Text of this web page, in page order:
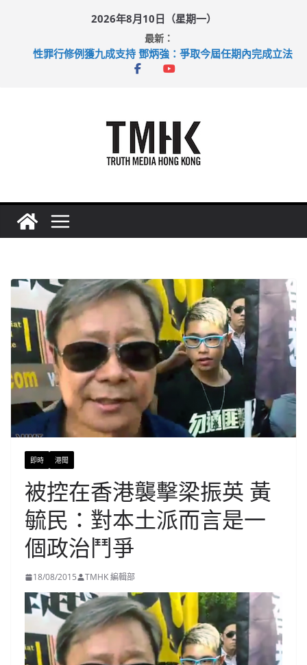
content
2026年8月10日（星期一）
最新：
性罪行修例獲九成支持 鄧炳強：爭取今屆任期內完成立法
涉造假公屋富戶申報表 倉管員准保釋候訊
即時 港聞
被控在香港襲擊梁振英 黃
毓民：對本土派而言是一
個政治鬥爭
18/08/2015 TMHK 編輯部